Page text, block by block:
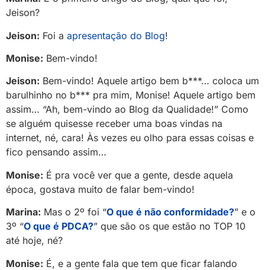
Jeison?
Jeison: Foi a apresentação do Blog!
Monise: Bem-vindo!
Jeison: Bem-vindo! Aquele artigo bem b***… coloca um
barulhinho no b*** pra mim, Monise! Aquele artigo bem
assim… “Ah, bem-vindo ao Blog da Qualidade!” Como
se alguém quisesse receber uma boas vindas na
internet, né, cara! Às vezes eu olho para essas coisas e
fico pensando assim…
Monise: É pra você ver que a gente, desde aquela
época, gostava muito de falar bem-vindo!
Marina: Mas o 2º foi “O que é não conformidade?” e o
3º “O que é PDCA?” que são os que estão no TOP 10
até hoje, né?
Monise: É, e a gente fala que tem que ficar falando